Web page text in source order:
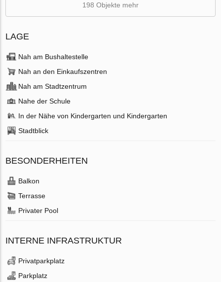
198 Objekte mehr
LAGE
Nah am Bushaltestelle
Nah an den Einkaufszentren
Nah am Stadtzentrum
Nahe der Schule
In der Nähe von Kindergarten und Kindergarten
Stadtblick
BESONDERHEITEN
Balkon
Terrasse
Privater Pool
INTERNE INFRASTRUKTUR
Privatparkplatz
Parkplatz